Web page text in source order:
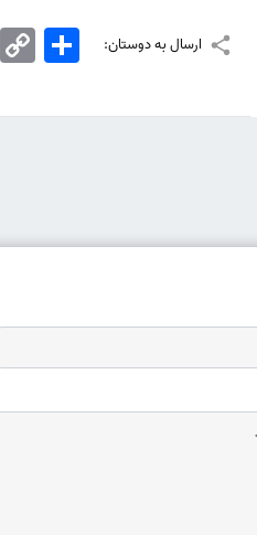
ارسال به دوستان: Copy
Link
اشتراک